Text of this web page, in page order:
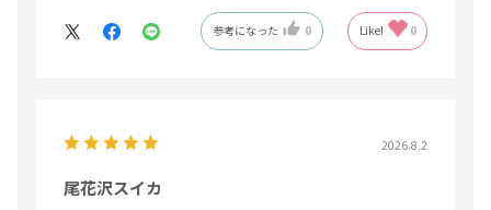
参考になった 0 Like! 0
2026.8.2
尾花沢スイカ